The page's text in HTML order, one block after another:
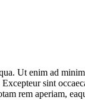
Ut enim ad
sint
rem aperiam,